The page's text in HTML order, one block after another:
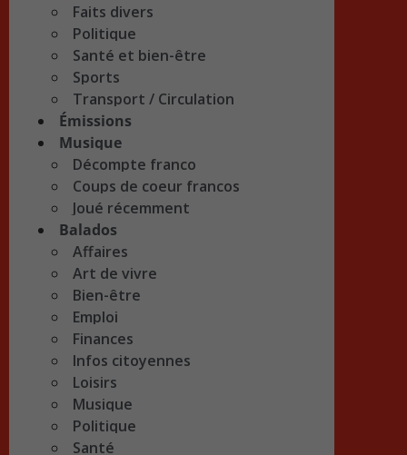
Faits divers
Politique
Santé et bien-être
Sports
Transport / Circulation
Émissions
Musique
Décompte franco
Coups de coeur francos
Joué récemment
Balados
Affaires
Art de vivre
Bien-être
Emploi
Finances
Infos citoyennes
Loisirs
Musique
Politique
Santé